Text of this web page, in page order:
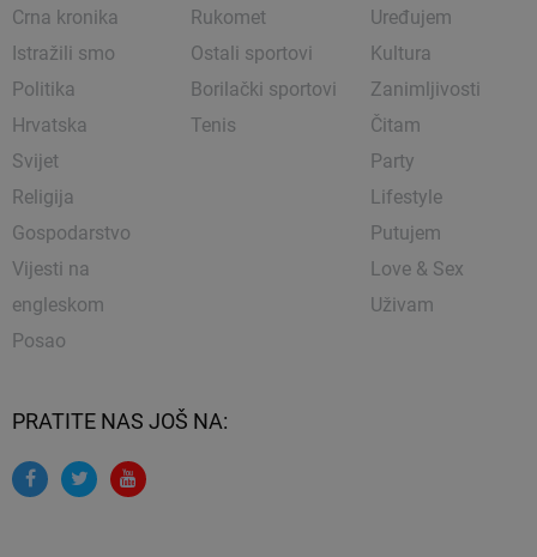
Crna kronika
Istražili smo
Politika
Hrvatska
Svijet
Religija
Gospodarstvo
Vijesti na
engleskom
Posao
Rukomet
Ostali sportovi
Borilački sportovi
Tenis
Uređujem
Kultura
Zanimljivosti
Čitam
Party
Lifestyle
Putujem
Love & Sex
Uživam
PRATITE NAS JOŠ NA: